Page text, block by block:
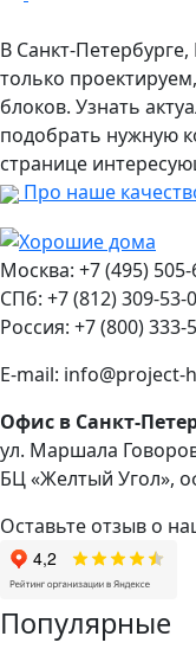
В Санкт-
только
блоков. Узнать
подобрать нужную
странице
Про наше
Москва: +7 (495)
СПб: +7 (812) 309-53-
Россия: +7 (800) 333-
E-mail: info@project-
Офис в Санкт-
ул. Маршала
БЦ «Желтый Угол»,
Оставьте отзыв о
Популярные